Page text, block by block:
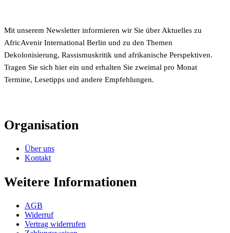
Mit unserem Newsletter informieren wir Sie über Aktuelles zu
AfricAvenir International Berlin und zu den Themen
Dekolonisierung, Rassismuskritik und afrikanische Perspektiven.
Tragen Sie sich hier ein und erhalten Sie zweimal pro Monat
Termine, Lesetipps und andere Empfehlungen.
Organisation
Über uns
Kontakt
Weitere Informationen
AGB
Widerruf
Vertrag widerrufen